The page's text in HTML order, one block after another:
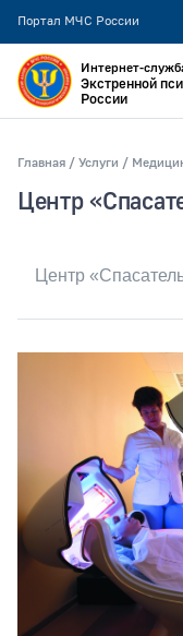
Портал МЧС России
Искать по:
отдельным
Публикация не
Публикация не
Тип раздела
Интернет-
Экстренной
России
Главная Услуги
Центр